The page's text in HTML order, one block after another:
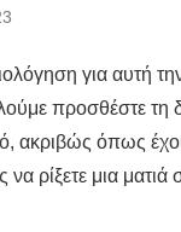
για αυτή
προσθέστε τη
ακριβώς όπως
ρίξετε μια ματιά